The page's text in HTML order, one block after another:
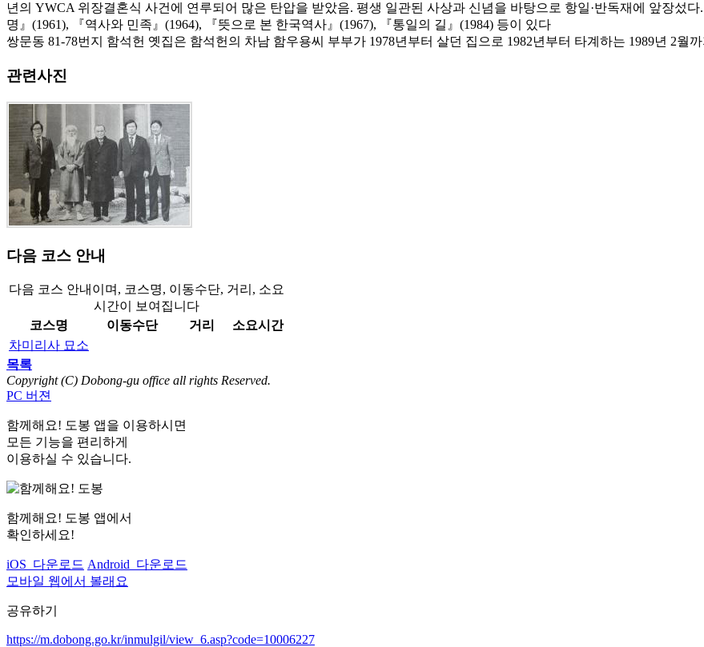
년의 YWCA 위장결혼식 사건에 연루되어 많은 탄압을 받았음. 평생 일관된 사상과 신념을 바탕으로 항일·반독재에 앞장섰
명』(1961), 『역사와 민족』(1964), 『뜻으로 본 한국역사』(1967), 『통일의 길』(1984) 등이 있다
쌍문동 81-78번지 함석헌 옛집은 함석헌의 차남 함우용씨 부부가 1978년부터 살던 집으로 1982년부터 타계하는 1989년 2월
관련사진
다음 코스 안내
다음 코스 안내이며, 코스명, 이동수단, 거리, 소요
시간이 보여집니다
코스명
이동수단 거리
소요시간
차미리사 묘소
목록
Copyright (C) Dobong-gu office all rights Reserved.
PC 버젼
함께해요! 도봉 앱을 이용하시면
모든 기능을 편리하게
이용하실 수 있습니다.
함께해요! 도봉 앱에서
확인하세요!
iOS 다운로드 Android 다운로드
모바일 웹에서 볼래요
공유하기
https://m.dobong.go.kr/inmulgil/view_6.asp?code=10006227